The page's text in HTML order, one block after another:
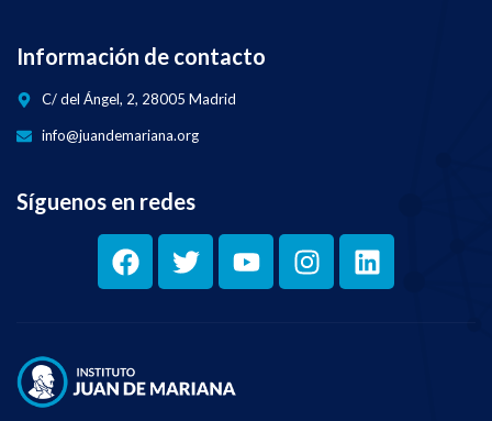
Información de contacto
C/ del Ángel, 2, 28005 Madrid
info@juandemariana.org
Síguenos en redes